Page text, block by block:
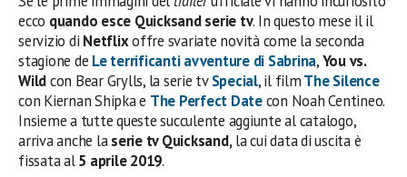
ecco quando esce Quicksand serie tv. In questo mese il il
servizio di Netflixoffre svariate novità come la seconda
stagione de Le terrificanti avventure di Sabrina,You vs.
Wildcon Bear Grylls, la serie tvSpecial, il filmThe Silence
con Kiernan Shipka e The Perfect Datecon Noah Centineo.
Insieme a tutte queste succulente aggiunte al catalogo,
arriva anche laserie tv Quicksand,la cui data di uscita è
fissata al5 aprile 2019.